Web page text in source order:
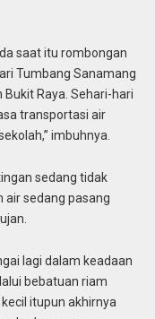
saat itu rombongan
Tumbang Sanamang
Raya. Sehari-hari
transportasi air
imbuhnya.
sedang tidak
air sedang pasang
lagi dalam keadaan
bebatuan riam
itupun akhirnya